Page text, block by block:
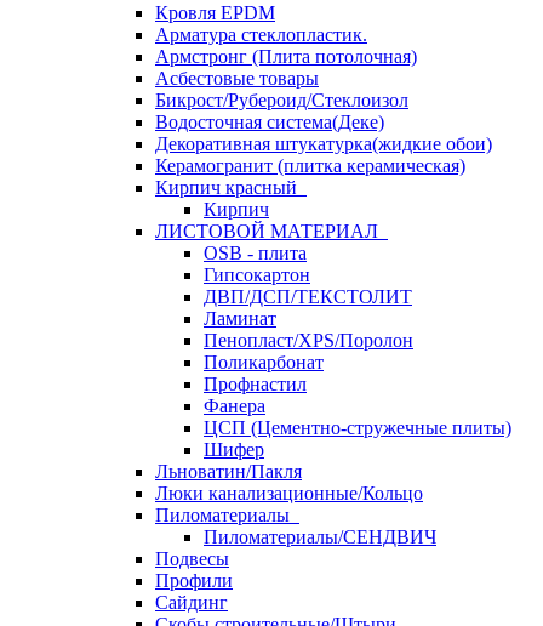
Кровля ЕРDM
Арматура стеклопластик.
Армстронг (Плита потолочная)
Асбестовые товары
Бикрост/Рубероид/Стеклоизол
Водосточная система(Деке)
Декоративная штукатурка(жидкие обои)
Керамогранит (плитка керамическая)
Кирпич красный
Кирпич
ЛИСТОВОЙ МАТЕРИАЛ
OSB - плита
Гипсокартон
ДВП/ДСП/ТЕКСТОЛИТ
Ламинат
Пенопласт/XPS/Поролон
Поликарбонат
Профнастил
Фанера
ЦСП (Цементно-стружечные плиты)
Шифер
Льноватин/Пакля
Люки канализационные/Кольцо
Пиломатериалы
Пиломатериалы/СЕНДВИЧ
Подвесы
Профили
Сайдинг